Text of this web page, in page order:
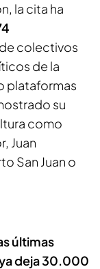
la cita ha
colectivos
de la
plataformas
su
como
Juan
San Juan o
últimas
deja 30.000